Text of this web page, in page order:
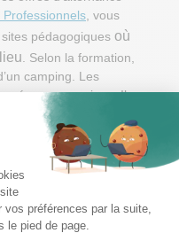
Professionnels, vous
pédagogiques où
. Selon la formation,
camping. Les
en semaines. Il y
et des semaines
au temps en entreprise.
ont la